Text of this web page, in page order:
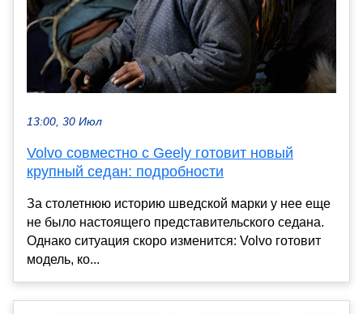
13:00, 30 Июл
Volvo совместно с Geely готовит новый
крупный седан: подробности
За столетнюю историю шведской марки у нее еще
не было настоящего представительского седана.
Однако ситуация скоро изменится: Volvo готовит
модель, ко...